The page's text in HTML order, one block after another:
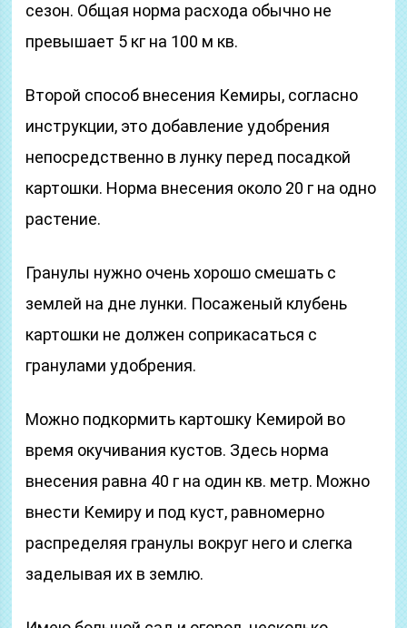
сезон. Общая норма расхода обычно не
превышает 5 кг на 100 м кв.
Второй способ внесения Кемиры, согласно
инструкции, это добавление удобрения
непосредственно в лунку перед посадкой
картошки. Норма внесения около 20 г на одно
растение.
Гранулы нужно очень хорошо смешать с
землей на дне лунки. Посаженый клубень
картошки не должен соприкасаться с
гранулами удобрения.
Можно подкормить картошку Кемирой во
время окучивания кустов. Здесь норма
внесения равна 40 г на один кв. метр. Можно
внести Кемиру и под куст, равномерно
распределяя гранулы вокруг него и слегка
заделывая их в землю.